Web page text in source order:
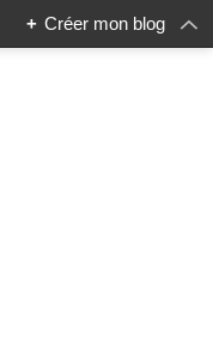
+ Créer mon blog